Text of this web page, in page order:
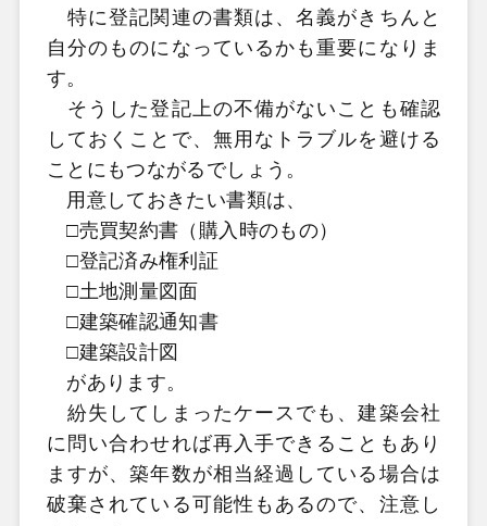
特に登記関連の書類は、名義がきちんと
自分のものになっているかも重要になりま
す。
そうした登記上の不備がないことも確認
しておくことで、無用なトラブルを避ける
ことにもつながるでしょう。
用意しておきたい書類は、
□売買契約書（購入時のもの）
□登記済み権利証
□土地測量図面
□建築確認通知書
□建築設計図
があります。
紛失してしまったケースでも、建築会社
に問い合わせれば再入手できることもあり
ますが、築年数が相当経過している場合は
破棄されている可能性もあるので、注意し